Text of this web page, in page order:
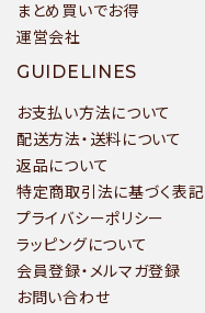
まとめ買いでお得
運営会社
GUIDELINES
お支払い方法について
配送方法・送料について
返品について
特定商取引法に基づく表記
プライバシーポリシー
ラッピングについて
会員登録・メルマガ登録
お問い合わせ